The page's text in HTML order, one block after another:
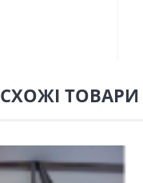
СХОЖІ ТОВАРИ